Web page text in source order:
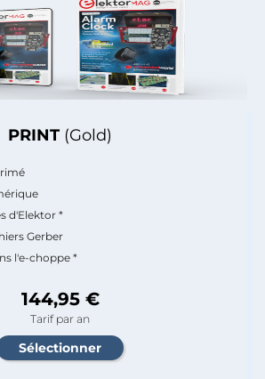
PRINT (Gold)
d'Elektor *
Gerber
l'e-choppe *
144,95 €
Tarif par an